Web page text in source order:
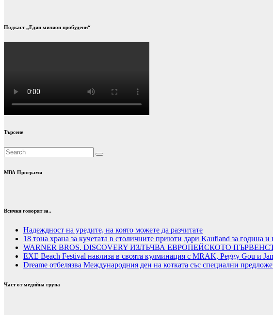
Подкаст „Един милион пробудени“
Търсене
МВА Програми
Всички говорят за..
Надеждност на уредите, на която можете да разчитате
18 тона храна за кучетата в столичните приюти дари Kaufland за година и
WARNER BROS. DISCOVERY ИЗЛЪЧВА ЕВРОПЕЙСКОТО
EXE Beach Festival навлиза в своята кулминация с MRAK, Peggy Gou и
Dreame отбелязва Международния ден на котката със специални
Част от медийна група